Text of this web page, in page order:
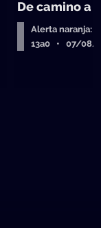
De camino a
Alerta naranja:
13a0 • 07/08/